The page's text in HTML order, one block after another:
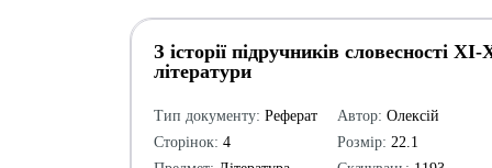
З історії підручників словесності
літератури
Тип документу: Реферат
Сторінок: 4
Автор: Олексій
Розмір: 22.1